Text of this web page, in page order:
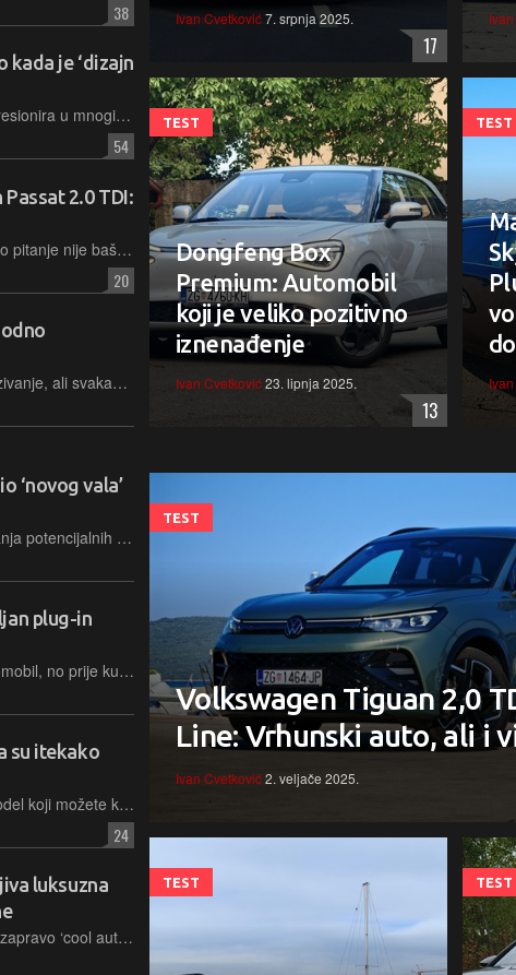
38
kada je ‘dizajn
Jedan od rijetkih preostalih Audijevih karavana impresionira u mnogim pogledima, ali ima i skroman prtljažnik
54
2.0 TDI:
Glavno pitanje je - koji je bolji izbor? Odgovor na ovo pitanje nije baš jednostavan, no u praksi razlike su veće nego što bi se to na prvi pogled reklo
20
Nema sumnje da testni primjerak nije SUV za pokazivanje, ali svakako jest za korištenje. Prostran, udoban i pošteno opremljen automobil po vrlo fer cijeni
Ivan Cvetković7. srpnja 2025.
17
TEST
Dongfeng Box
Premium: Automobil
koji je veliko pozitivno
iznenađenje
Ivan Cvetković23. lipnja 2025.
13
TEST
‘novog vala’
Najvažniji novi model marke MG vrijednim razmatranja potencijalnih kupaca ne čine samo raskošna oprema i pristupačna cijena, nego i druge kvalitete s kojima se približio etabliranim konkurentima
plug-in
Plug-in hibridna verzija C-HR-a je brz i udoban automobil, no prije kupnje, kao i u slučaju svakog PHEV-a, zapitajte se kako i gdje ćete ga puniti...
su itekako
Je li nova '8.5’ generacija VW Golfa opet najbolji model koji možete kupiti u ovoj klasi, u kojoj je, doduše, mnogo manje konkurenata nego prije desetak godina?
24
luksuzna
Rafale nije 'samo još jedan SUV’ iz Renaulta već je zapravo ‘cool auto’ koji s pravom nosi titulu ‘predvodnika velikog Renaultovog SUV čopora’
TEST
Volkswagen Tiguan 2,0
Line: Vrhunski auto, ali i
Ivan Cvetković2. veljače 2025.
TEST TEST